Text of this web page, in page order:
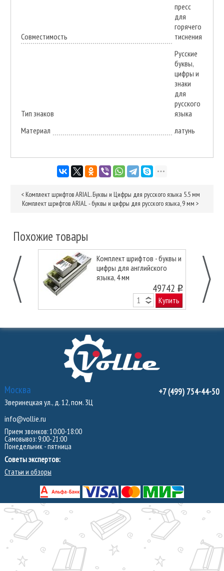
Совместимость
пресс
для
горячего
тиснения
Тип знаков
Русские
буквы,
цифры и
знаки
для
русского
языка
Материал
латунь
< Комплект шрифтов ARIAL. Буквы и Цифры для русского языка 5.5 мм
Комплект шрифтов ARIAL - буквы и цифры для русского языка, 9 мм >
Похожие товары
Комплект шрифтов - буквы и
цифры для английского
языка, 4 мм
49742 o
Купить
Москва
Зверинецкая ул., д. 12, пом. 3Ц
info@vollie.ru
Прием звонков: 10:00-18:00
Самовывоз: 9:00-21:00
Понедельник - пятница
Советы экспертов:
Статьи и обзоры
+7 (499) 754-44-50